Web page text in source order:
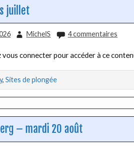
juillet
MichelS 4 commentaires
vous connecter pour accéder à ce
,Sites de plongée
– mardi 20 août